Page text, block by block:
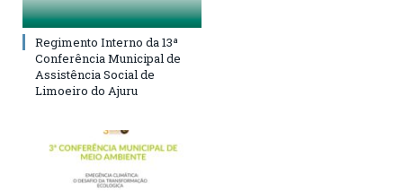
Regimento Interno da 13ª
Conferência Municipal de
Assistência Social de
Limoeiro do Ajuru